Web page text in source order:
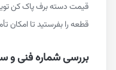
قیمت دسته برف پاک کن
قطعه را بفرستید تا امکان
بررسی شماره فنی و